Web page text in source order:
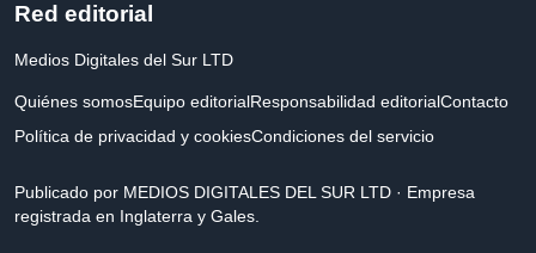
Red editorial
Medios Digitales del Sur LTD
Quiénes somosEquipo editorialResponsabilidad editorialContacto
Política de privacidad y cookiesCondiciones del servicio
Publicado por MEDIOS DIGITALES DEL SUR LTD · Empresa
registrada en Inglaterra y Gales.